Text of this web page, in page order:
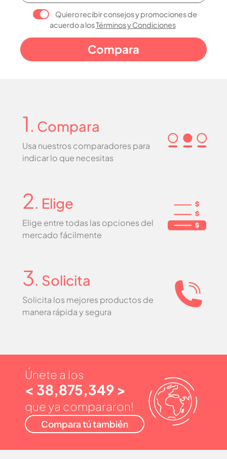
Quiero recibir consejos y promociones de
acuerdo a losTérminos y Condiciones
1 . Compara
Usa nuestros comparadores para
indicar lo que necesitas
2. Elige
Elige entre todas las opciones del
mercado fácilmente
3. Solicita
Solicita los mejores productos de
manera rápida y segura
Únete a los
< 38,875,349 >
que ya compararon!
Compara tú también